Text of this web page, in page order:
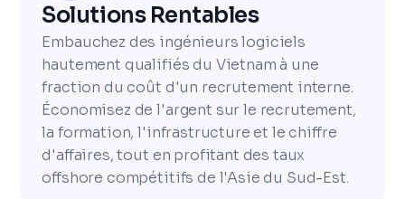
Solutions Rentables
Embauchez des ingénieurs logiciels
hautement qualifiés du Vietnam à une
fraction du coût d'un recrutement interne.
Économisez de l'argent sur le recrutement,
la formation, l'infrastructure et le chiffre
d'affaires, tout en profitant des taux
offshore compétitifs de l'Asie du Sud-Est.